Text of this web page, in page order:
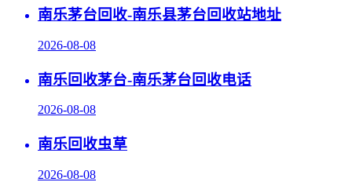
南乐茅台回收-南乐县茅台回收站地址
2026-08-08
南乐回收茅台-南乐茅台回收电话
2026-08-08
南乐回收虫草
2026-08-08